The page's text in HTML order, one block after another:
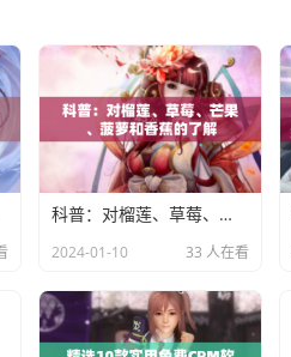
科普：对榴莲、草莓、芒果、菠萝和香蕉的了解
2024-01-10 33 人在看